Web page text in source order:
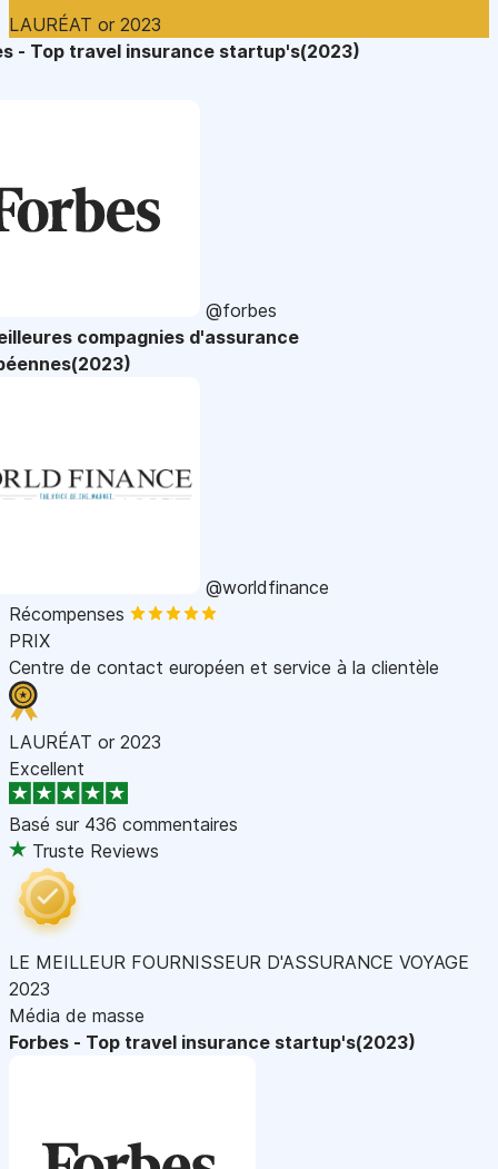
LAURÉAT or 2023
- Top travel insurance startup's(2023)
@forbes
compagnies d'assurance
@worldfinance
Récompenses
PRIX
Centre de contact européen et service à la clientèle
LAURÉAT or 2023
Excellent
Basé sur 436 commentaires
Truste Reviews
LE MEILLEUR FOURNISSEUR D'ASSURANCE VOYAGE
2023
Média de masse
Forbes - Top travel insurance startup's(2023)